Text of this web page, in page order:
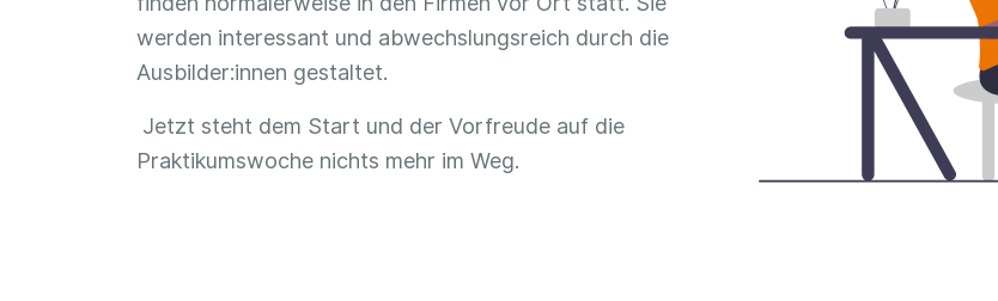
werden interessant und abwechslungsreich durch die
Ausbilder:innen gestaltet.
Jetzt steht dem Start und der Vorfreude auf die
Praktikumswoche nichts mehr im Weg.